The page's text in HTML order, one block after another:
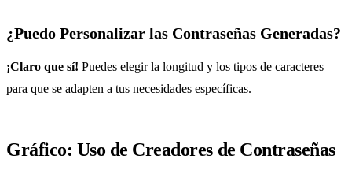
¿Puedo Personalizar las Contraseñas Generadas?
¡Claro que sí! Puedes elegir la longitud y los tipos de caracteres
para que se adapten a tus necesidades específicas.
Gráfico: Uso de Creadores de Contraseñas